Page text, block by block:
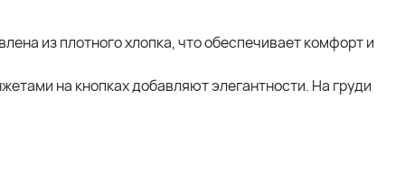
из плотного хлопка, что обеспечивает комфорт и
на кнопках добавляют элегантности. На груди